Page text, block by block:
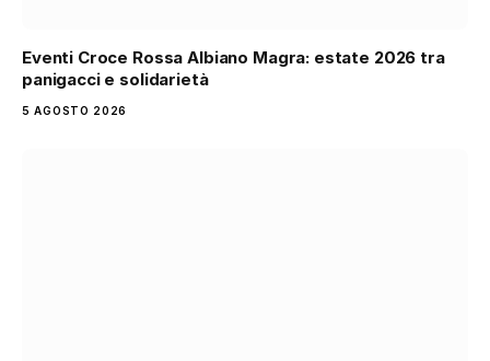
Eventi Croce Rossa Albiano Magra: estate 2026 tra
panigacci e solidarietà
5 AGOSTO 2026